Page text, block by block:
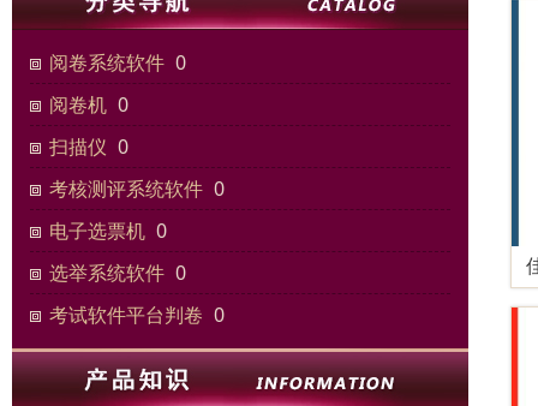
阅卷系统软件 0
阅卷机 0
扫描仪 0
考核测评系统软件 0
电子选票机 0
选举系统软件 0
考试软件平台判卷 0